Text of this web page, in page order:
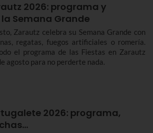
2026: programa y
Semana Grande
Zarautz celebra su Semana Grande con
regatas, fuegos artificiales o romería.
el programa de las Fiestas en Zarautz
agosto para no perderte nada.
2026: programa,